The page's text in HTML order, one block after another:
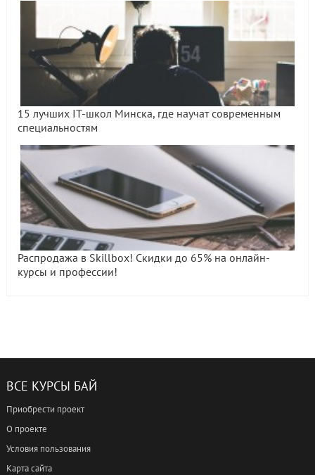
15 лучших IT-школ Минска, где научат современным
специальностям
Распродажа в Skillbox! Скидки до 65% на онлайн-
курсы и профессии!
ВСЕ КУРСЫ БАЙ
Приобрести проект
О проекте
Условия пользования
Карта сайта